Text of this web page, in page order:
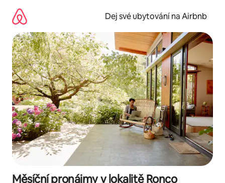
obsah
Dej své ubytování na Airbnb
Měsíční pronájmy v lokalitě Ronco